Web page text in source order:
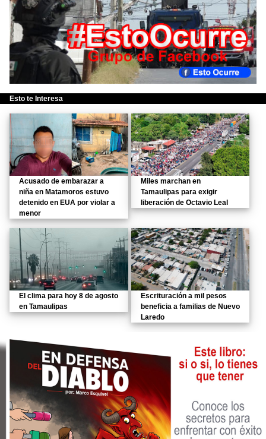
Esto te Interesa
Acusado de embarazar a
niña en Matamoros estuvo
detenido en EUA por violar a
menor
Miles marchan en
Tamaulipas para exigir
liberación de Octavio Leal
El clima para hoy 8 de agosto
en Tamaulipas
Escrituración a mil pesos
beneficia a familias de Nuevo
Laredo